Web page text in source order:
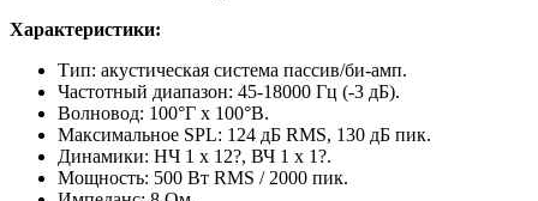
Характеристики:
Тип: акустическая система пассив/би-амп.
Частотный диапазон: 45-18000 Гц (-3 дБ).
Волновод: 100°Г x 100°В.
Максимальное SPL: 124 дБ RMS, 130 дБ пик.
Динамики: НЧ 1 х 12?, ВЧ 1 x 1?.
Мощность: 500 Вт RMS / 2000 пик.